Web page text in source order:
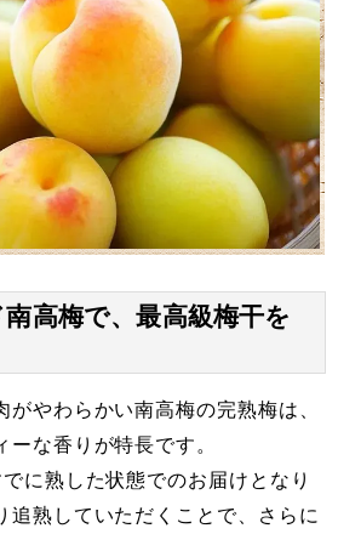
高梅で、最高級梅干を
がやわらかい南高梅の完熟梅は、
な香りが特長です。
に熟した状態でのお届けとなり
追熟していただくことで、さらに